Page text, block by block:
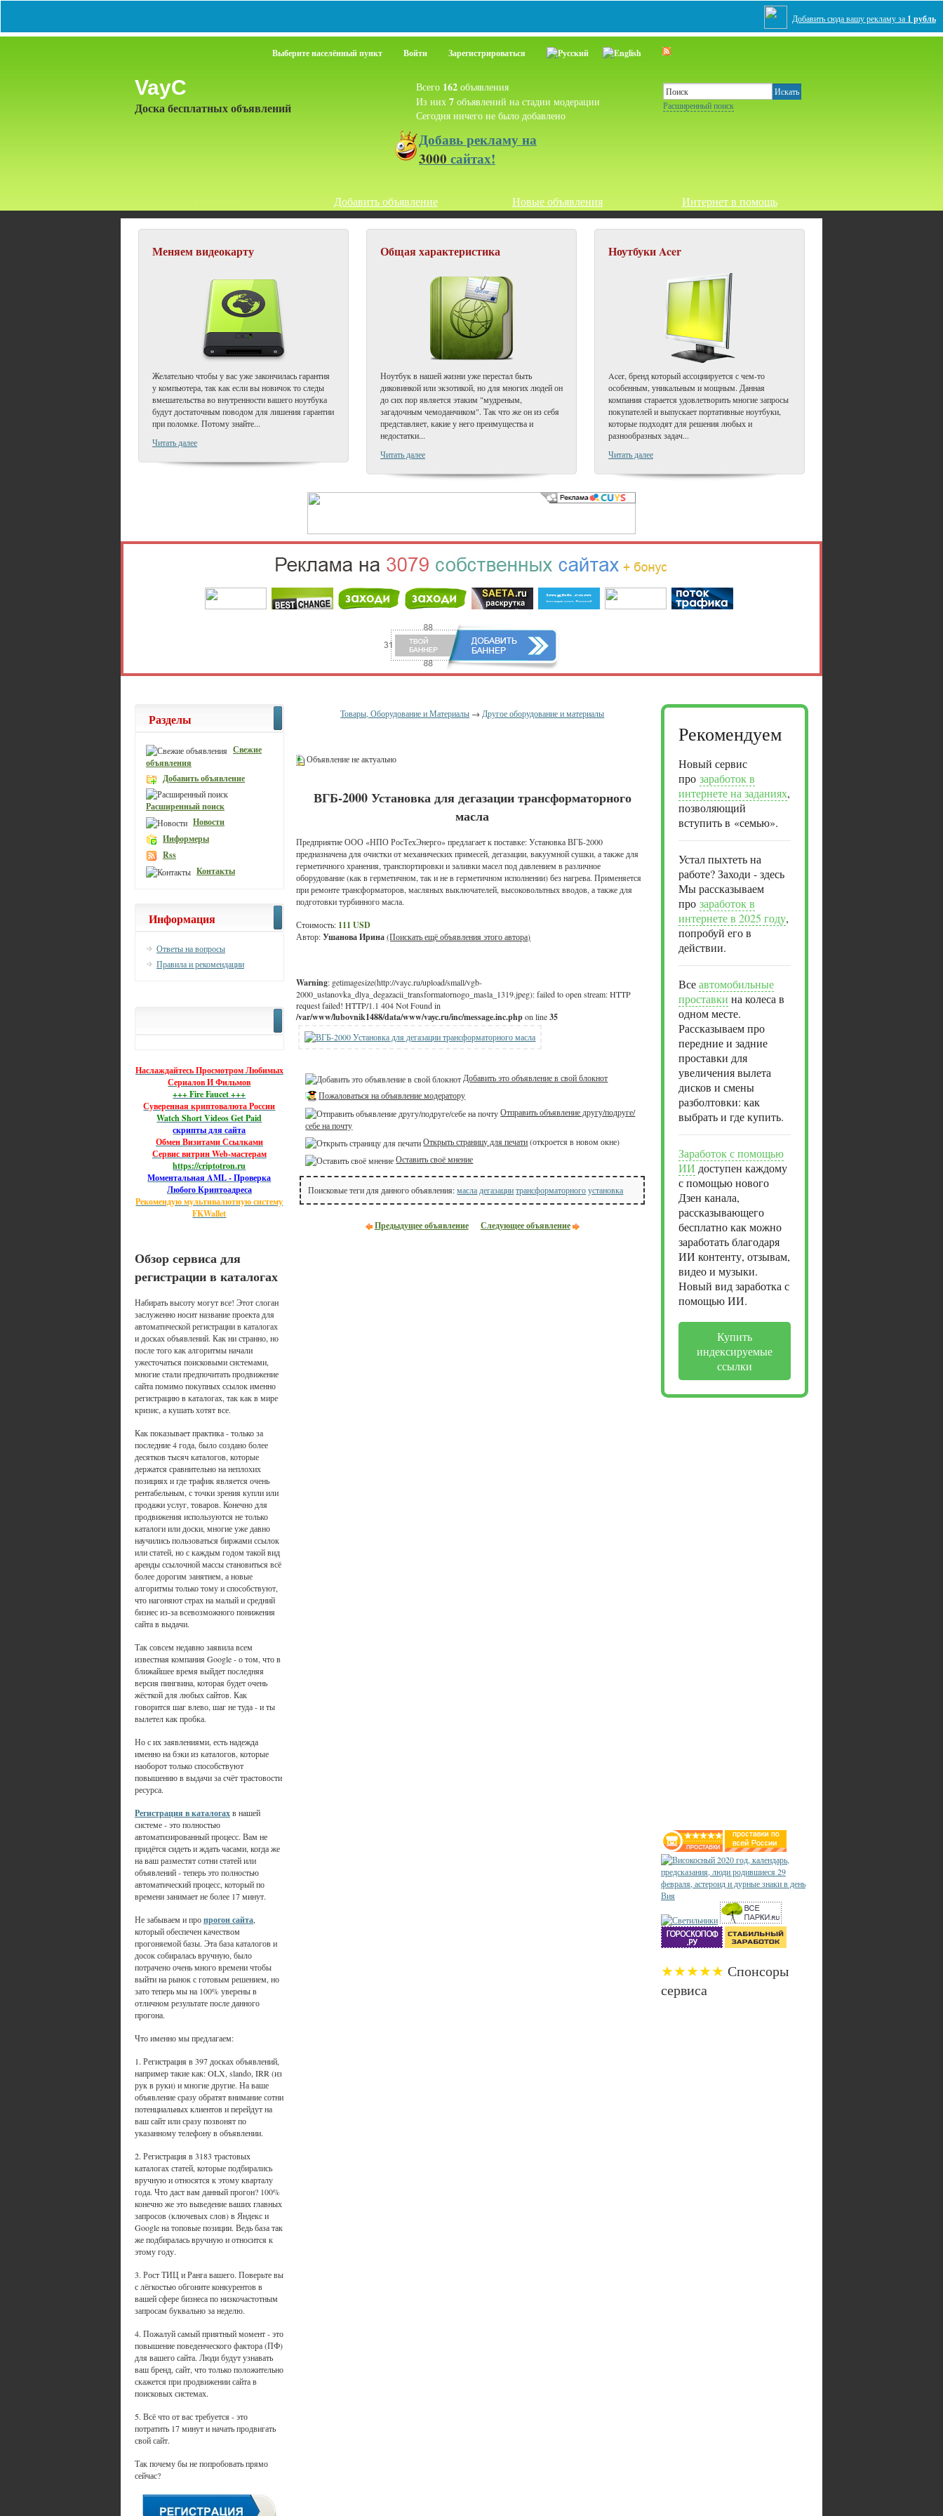
Добавить сюда вашу рекламу за 1 рубль
Выберите населённый пункт Войти Зарегистрироваться
VayC
Доска бесплатных объявлений Расширенный поиск
Всего 162 объявления
Из них 7 объявлений на стадии модерации
Сегодня ничего не было добавлено
Добавьрекламу на
3000 сайтах!
Добавить объявление Новые объявления Интернет в помощь
Меняем видеокарту
Желательно чтобы у вас уже закончилась гарантия
у компьютера, так как если вы новичок то следы
вмешательства во внутренности вашего ноутбука
будут достаточным поводом для лишения гарантии
при поломке. Потому знайте...
Читать далее
Общая характеристика
Ноутбук в нашей жизни уже перестал быть
диковинкой или экзотикой, но для многих людей он
до сих пор является этаким "мудреным,
загадочным чемоданчиком". Так что же он из себя
представляет, какие у него преимущества и
недостатки...
Читать далее
Ноутбуки Acer
Acer, бренд который ассоциируется с чем-то
особенным, уникальным и мощным. Данная
компания старается удовлетворить многие запросы
покупателей и выпускает портативные ноутбуки,
которые подходят для решения любых и
разнообразных задач...
Читать далее
Товары, Оборудование и Материалы → Другое оборудование и материалы
Объявление не актуально
ВГБ-2000 Установка для дегазации трансформаторного
масла
Предприятие ООО «НПО РосТехЭнерго» предлагает к поставке: Установка ВГБ-2000
предназначена для очистки от механических примесей, дегазации, вакуумной сушки, а также для
герметичного хранения, транспортировки и заливки масел под давлением в различное
оборудование (как в герметичном, так и не в герметичном исполнении) без нагрева. Применяется
при ремонте трансформаторов, масляных выключателей, высоковольтных вводов, а также для
подготовки турбинного масла.
Стоимость: 111 USD
Автор:Ушанова Ирина (Поискать ещё объявления этого автора)
Warning: getimagesize(http://vayc.ru/upload/small/vgb-
2000_ustanovka_dlya_degazacii_transformatornogo_masla_1319.jpeg): failed to open stream: HTTP
request failed! HTTP/1.1 404 Not Found in
/var/www/lubovnik1488/data/www/vayc.ru/inc/message.inc.phpon line35
Добавить это объявление в свой блокнот
Пожаловаться на объявление модератору
Отправить объявление другу/подруге/
себе на почту
Открыть страницу для печати (откроется в новом окне)
Оставить своё мнение
Поисковые теги для данного объявления:масла дегазации трансформаторного установка
Предыдущее объявление Следующее объявление
Разделы
Свежие
объявления
Добавить объявление
Расширенный поиск
Новости
Информеры
Rss
Контакты
Информация
Ответы на вопросы
Правила и рекомендации
Наслаждайтесь Просмотром Любимых
Сериалов И Фильмов
+++ Fire Faucet +++
Суверенная криптовалюта России
Watch Short Videos Get Paid
скрипты для сайта
Обмен Визитами Ссылками
Сервис витрин Web-мастерам
https://criptotron.ru
Моментальная AML - Проверка
Любого Криптоадреса
Рекомендую мультивалютную систему
FKWallet
Обзор сервиса для
регистрации в каталогах
Набирать высоту могут все! Этот слоган
заслуженно носит название проекта для
автоматической регистрации в каталогах
и досках объявлений. Как ни странно, но
после того как алгоритмы начали
ужесточаться поисковыми системами,
многие стали предпочитать продвижение
сайта помимо покупных ссылок именно
регистрацию в каталогах, так как в мире
кризис, а кушать хотят все.
Как показывает практика - только за
последние 4 года, было создано более
десятков тысяч каталогов, которые
держатся сравнительно на неплохих
позициях и где трафик является очень
рентабельным, с точки зрения купли или
продажи услуг, товаров. Конечно для
продвижения используются не только
каталоги или доски, многие уже давно
научились пользоваться биржами ссылок
или статей, но с каждым годом такой вид
аренды ссылочной массы становиться всё
более дорогим занятием, а новые
алгоритмы только тому и способствуют,
что нагоняют страх на малый и средний
бизнес из-за всевозможного понижения
сайта в выдачи.
Так совсем недавно заявила всем
известная компания Google - о том, что в
ближайшее время выйдет последняя
версия пингвина, которая будет очень
жёсткой для любых сайтов. Как
говорится шаг влево, шаг не туда - и ты
вылетел как пробка.
Но с их заявлениями, есть надежда
именно на бэки из каталогов, которые
наоборот только способствуют
повышению в выдачи за счёт трастовости
ресурса.
Регистрация в каталогахв нашей
системе - это полностью
автоматизированный процесс. Вам не
придётся сидеть и ждать часами, когда же
на ваш разместят сотни статей или
объявлений - теперь это полностью
автоматический процесс, который по
времени занимает не более 17 минут.
Не забываем и пропрогон сайта,
который обеспечен качеством
прогоняемой базы. Эта база каталогов и
досок собиралась вручную, было
потрачено очень много времени чтобы
выйти на рынок с готовым решением, но
зато теперь мы на 100% уверены в
отличном результате после данного
прогона.
Что именно мы предлагаем:
1. Регистрация в 397 досках объявлений,
например такие как: OLX, slando, IRR (из
рук в руки) и многие другие. На ваше
объявление сразу обратят внимание сотни
потенциальных клиентов и перейдут на
ваш сайт или сразу позвонят по
указанному телефону в объявлении.
2. Регистрация в 3183 трастовых
каталогах статей, которые подбирались
вручную и относятся к этому кварталу
года. Что даст вам данный прогон? 100%
конечно же это выведение ваших главных
запросов (ключевых слов) в Яндекс и
Google на топовые позиции. Ведь база так
же подбиралась вручную и относится к
этому году.
3. Рост ТИЦ и Ранга вашего. Поверьте вы
с лёгкостью обгоните конкурентов в
вашей сфере бизнеса по низкочастотным
запросам буквально за неделю.
4. Пожалуй самый приятный момент - это
повышение поведенческого фактора (ПФ)
для вашего сайта. Люди будут узнавать
ваш бренд, сайт, что только положительно
скажется при продвижении сайта в
поисковых системах.
5. Всё что от вас требуется - это
потратить 17 минут и начать продвигать
свой сайт.
Так почему бы не попробовать прямо
сейчас?
Рекомендуем
Новый сервис
про заработок в
интернете на заданиях,
позволяющий
вступить в «семью».
Устал пыхтеть на
работе? Заходи - здесь
Мы рассказываем
про заработок в
интернете в 2025 году,
попробуй его в
действии.
Всеавтомобильные
проставки на колеса в
одном месте.
Рассказываем про
передние и задние
проставки для
увеличения вылета
дисков и смены
разболтовки: как
выбрать и где купить.
Заработок с помощью
ИИ доступен каждому
с помощью нового
Дзен канала,
рассказывающего
бесплатно как можно
заработать благодаря
ИИ контенту, отзывам,
видео и музыки.
Новый вид заработка с
помощью ИИ.
Купить
индексируемые
ссылки
★★★★★ Спонсоры
сервиса